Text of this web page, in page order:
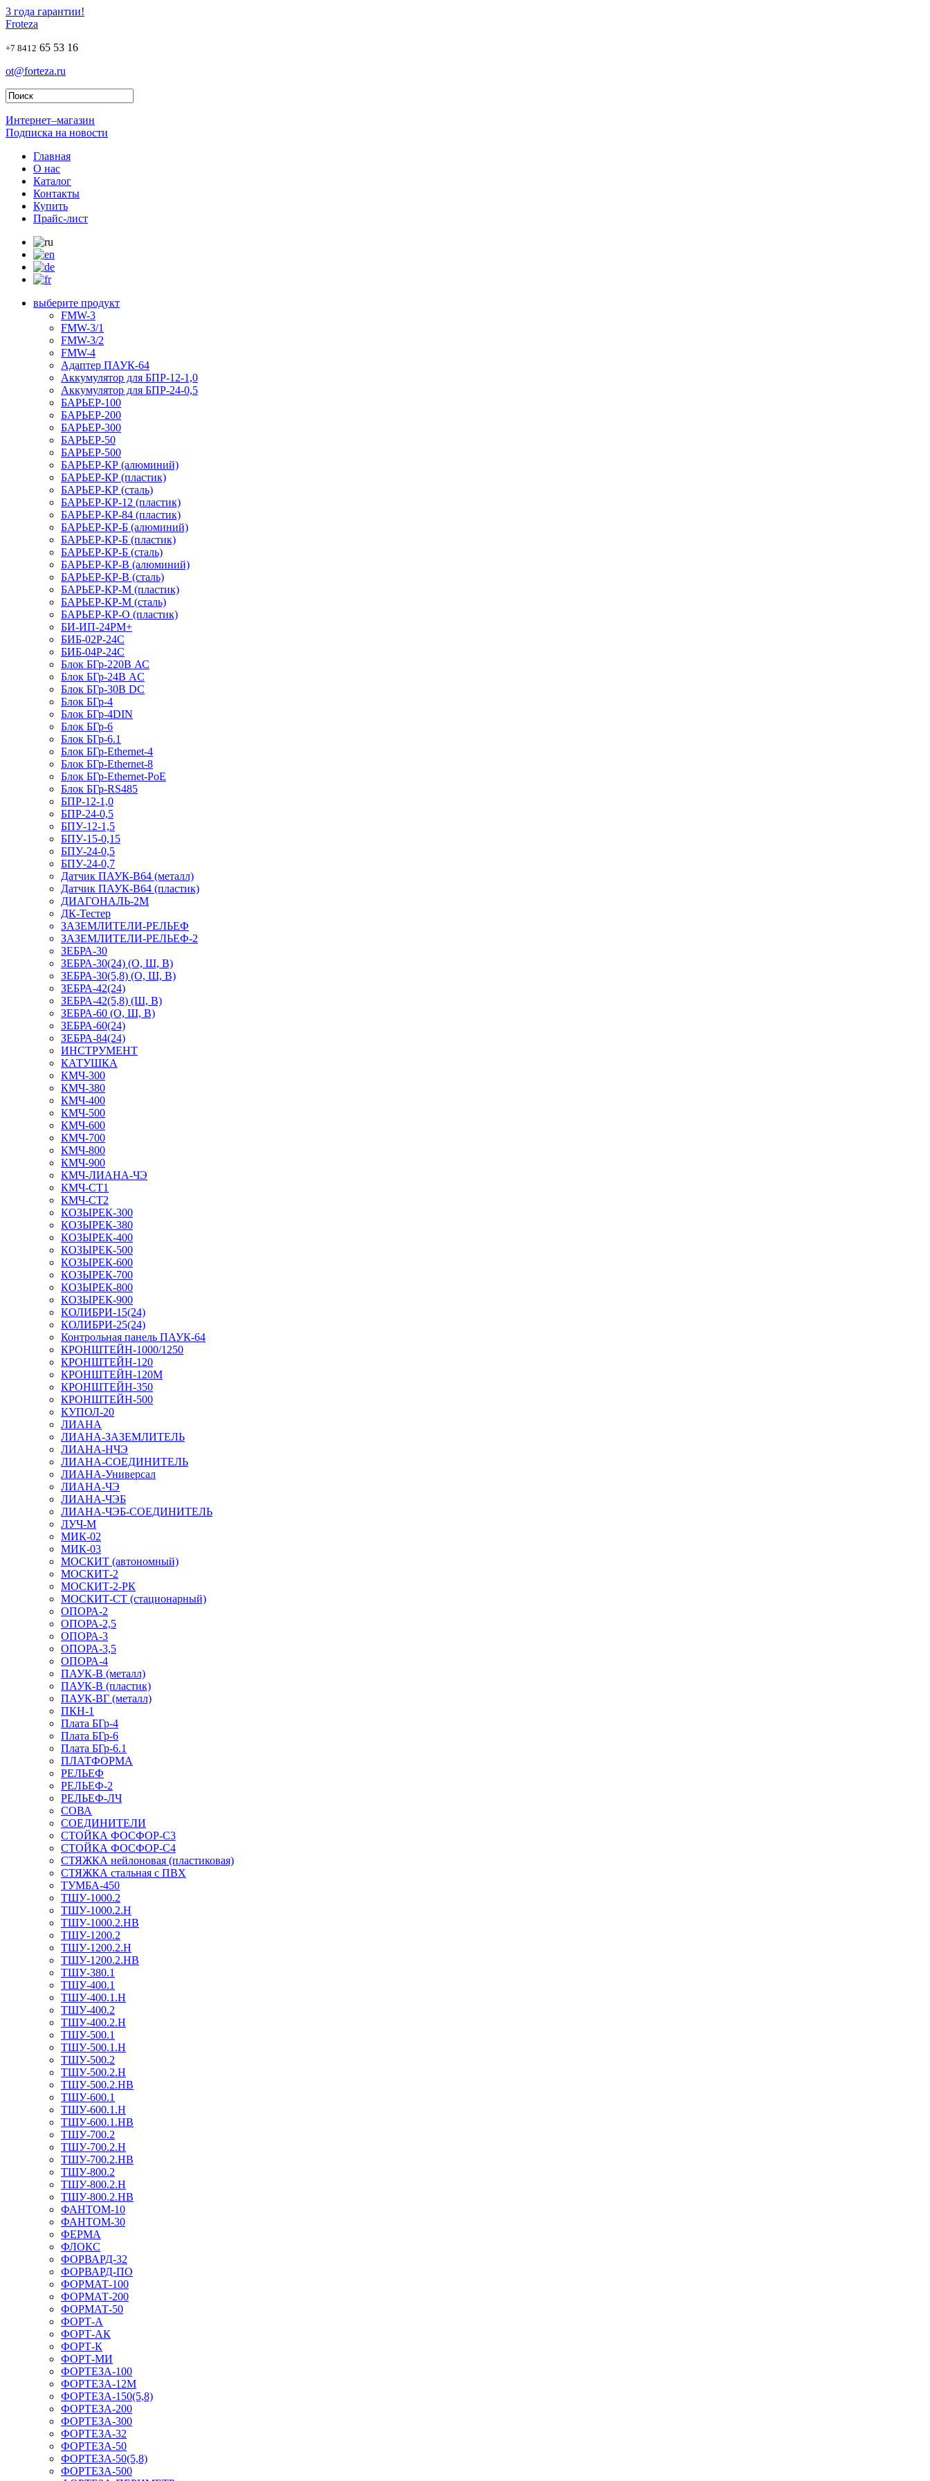
3 года гарантии!
Froteza
+7 8412 65 53 16
ot@forteza.ru
Интернет–магазин
Подписка на новости
Главная
О нас
Каталог
Контакты
Купить
Прайс-лист
выберите продукт
FMW-3
FMW-3/1
FMW-3/2
FMW-4
Адаптер ПАУК-64
Аккумулятор для БПР-12-1,0
Аккумулятор для БПР-24-0,5
БАРЬЕР-100
БАРЬЕР-200
БАРЬЕР-300
БАРЬЕР-50
БАРЬЕР-500
БАРЬЕР-КР (алюминий)
БАРЬЕР-КР (пластик)
БАРЬЕР-КР (сталь)
БАРЬЕР-КР-12 (пластик)
БАРЬЕР-КР-84 (пластик)
БАРЬЕР-КР-Б (алюминий)
БАРЬЕР-КР-Б (пластик)
БАРЬЕР-КР-Б (сталь)
БАРЬЕР-КР-В (алюминий)
БАРЬЕР-КР-В (сталь)
БАРЬЕР-КР-М (пластик)
БАРЬЕР-КР-М (сталь)
БАРЬЕР-КР-О (пластик)
БИ-ИП-24РМ+
БИБ-02Р-24С
БИБ-04Р-24С
Блок БГр-220В АС
Блок БГр-24В AC
Блок БГр-30В DC
Блок БГр-4
Блок БГр-4DIN
Блок БГр-6
Блок БГр-6.1
Блок БГр-Ethernet-4
Блок БГр-Ethernet-8
Блок БГр-Ethernet-PoE
Блок БГр-RS485
БПР-12-1,0
БПР-24-0,5
БПУ-12-1,5
БПУ-15-0,15
БПУ-24-0,5
БПУ-24-0,7
Датчик ПАУК-В64 (металл)
Датчик ПАУК-В64 (пластик)
ДИАГОНАЛЬ-2М
ДК-Тестер
ЗАЗЕМЛИТЕЛИ-РЕЛЬЕФ
ЗАЗЕМЛИТЕЛИ-РЕЛЬЕФ-2
ЗЕБРА-30
ЗЕБРА-30(24) (О, Ш, В)
ЗЕБРА-30(5,8) (О, Ш, В)
ЗЕБРА-42(24)
ЗЕБРА-42(5,8) (Ш, В)
ЗЕБРА-60 (О, Ш, В)
ЗЕБРА-60(24)
ЗЕБРА-84(24)
ИНСТРУМЕНТ
КАТУШКА
КМЧ-300
КМЧ-380
КМЧ-400
КМЧ-500
КМЧ-600
КМЧ-700
КМЧ-800
КМЧ-900
КМЧ-ЛИАНА-ЧЭ
КМЧ-СТ1
КМЧ-СТ2
КОЗЫРЕК-300
КОЗЫРЕК-380
КОЗЫРЕК-400
КОЗЫРЕК-500
КОЗЫРЕК-600
КОЗЫРЕК-700
КОЗЫРЕК-800
КОЗЫРЕК-900
КОЛИБРИ-15(24)
КОЛИБРИ-25(24)
Контрольная панель ПАУК-64
КРОНШТЕЙН-1000/1250
КРОНШТЕЙН-120
КРОНШТЕЙН-120М
КРОНШТЕЙН-350
КРОНШТЕЙН-500
КУПОЛ-20
ЛИАНА
ЛИАНА-ЗАЗЕМЛИТЕЛЬ
ЛИАНА-НЧЭ
ЛИАНА-СОЕДИНИТЕЛЬ
ЛИАНА-Универсал
ЛИАНА-ЧЭ
ЛИАНА-ЧЭБ
ЛИАНА-ЧЭБ-СОЕДИНИТЕЛЬ
ЛУЧ-М
МИК-02
МИК-03
МОСКИТ (автономный)
МОСКИТ-2
МОСКИТ-2-РК
МОСКИТ-СТ (стационарный)
ОПОРА-2
ОПОРА-2,5
ОПОРА-3
ОПОРА-3,5
ОПОРА-4
ПАУК-В (металл)
ПАУК-В (пластик)
ПАУК-ВГ (металл)
ПКН-1
Плата БГр-4
Плата БГр-6
Плата БГр-6.1
ПЛАТФОРМА
РЕЛЬЕФ
РЕЛЬЕФ-2
РЕЛЬЕФ-ЛЧ
СОВА
СОЕДИНИТЕЛИ
СТОЙКА ФОСФОР-С3
СТОЙКА ФОСФОР-С4
СТЯЖКА нейлоновая (пластиковая)
СТЯЖКА стальная с ПВХ
ТУМБА-450
ТШУ-1000.2
ТШУ-1000.2.Н
ТШУ-1000.2.НВ
ТШУ-1200.2
ТШУ-1200.2.Н
ТШУ-1200.2.НВ
ТШУ-380.1
ТШУ-400.1
ТШУ-400.1.Н
ТШУ-400.2
ТШУ-400.2.Н
ТШУ-500.1
ТШУ-500.1.Н
ТШУ-500.2
ТШУ-500.2.Н
ТШУ-500.2.НВ
ТШУ-600.1
ТШУ-600.1.Н
ТШУ-600.1.НВ
ТШУ-700.2
ТШУ-700.2.Н
ТШУ-700.2.НВ
ТШУ-800.2
ТШУ-800.2.Н
ТШУ-800.2.НВ
ФАНТОМ-10
ФАНТОМ-30
ФЕРМА
ФЛОКС
ФОРВАРД-32
ФОРВАРД-ПО
ФОРМАТ-100
ФОРМАТ-200
ФОРМАТ-50
ФОРТ-А
ФОРТ-АК
ФОРТ-К
ФОРТ-МИ
ФОРТЕЗА-100
ФОРТЕЗА-12М
ФОРТЕЗА-150(5,8)
ФОРТЕЗА-200
ФОРТЕЗА-300
ФОРТЕЗА-32
ФОРТЕЗА-50
ФОРТЕЗА-50(5,8)
ФОРТЕЗА-500